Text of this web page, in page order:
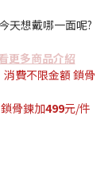
天想戴哪一面呢?
更多商品介紹
費不限金額 鎖骨
骨鍊加499元/件